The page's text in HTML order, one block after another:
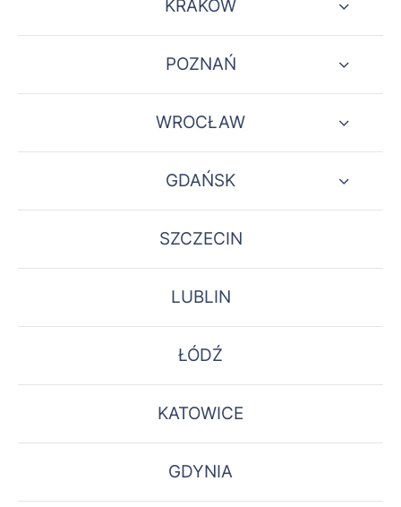
KRAKÓW
POZNAŃ
WROCŁAW
GDAŃSK
SZCZECIN
LUBLIN
ŁÓDŹ
KATOWICE
GDYNIA